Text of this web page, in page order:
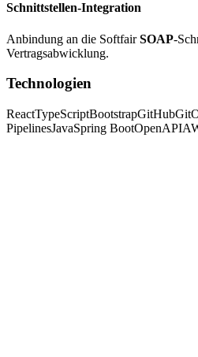
Schnittstellen-Integration
Anbindung an die SoftfairSOAP-
Vertragsabwicklung.
Technologien
ReactTypeScriptBootstrapGitHub
PipelinesJavaSpring BootOpenAPI